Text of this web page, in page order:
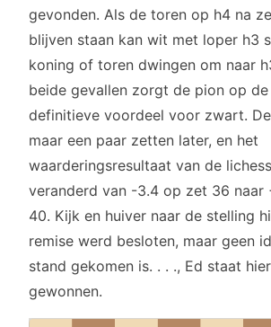
gevonden. Als de toren op h4 na
blijven staan kan wit met loper h3
koning of toren dwingen om naar
beide gevallen zorgt de pion op
definitieve voordeel voor zwart.
maar een paar zetten later, en het
waarderingsresultaat van de
veranderd van -3.4 op zet 36 naar
40. Kijk en huiver naar de stelling
remise werd besloten, maar geen
stand gekomen is. . . ., Ed staat
gewonnen.